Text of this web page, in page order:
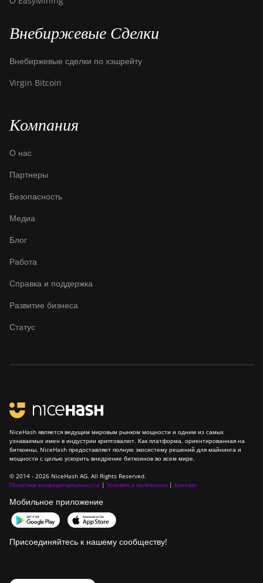
Внебиржевые Сделки
Внебиржевые сделки по хэшрейту
Virgin Bitcoin
Компания
О нас
Партнеры
Безопасность
Медиа
Блог
Работа
Справка и поддержка
Развитие бизнеса
Статус
NiceHash является ведущим мировым рынком мощности и одним из самых
узнаваемых имен в индустрии криптовалют. Как платформа, ориентированная на
биткоины, NiceHash предоставляет полную экосистему решений для майнинга и
мощности с целью ускорить внедрение биткоинов во всем мире.
© 2014 - 2026 NiceHash AG. All Rights Reserved.
Политика конфиденциальности | Условия и положения | Контакт
Мобильное приложение
Присоединяйтесь к нашему сообществу!